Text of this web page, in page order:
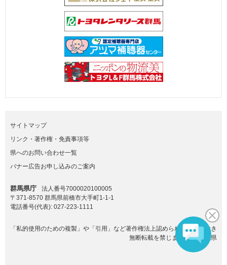
サイトマップ
リンク・著作権・免責事項等
県へのお問い合わせ一覧
バナー広告お申し込みのご案内
群馬県庁
法人番号7000020100005
〒371-8570 群馬県前橋市大手町1-1-1
電話番号(代表): 027-223-1111
「私的使用のための複製」や「引用」など著作権法上認められた場合を除き
無断転載を禁じます。(C)群馬県